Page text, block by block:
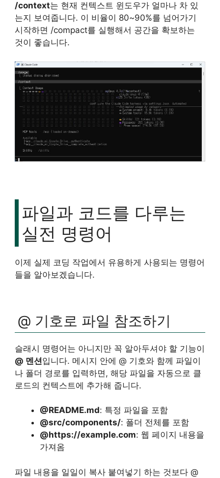
/context는 현재 컨텍스트 윈도우가 얼마나 차 있
는지 보여줍니다. 이 비율이 80~90%를 넘어가기
시작하면 /compact를 실행해서 공간을 확보하는
것이 좋습니다.
파일과 코드를 다루는
실전 명령어
이제 실제 코딩 작업에서 유용하게 사용되는 명령어
들을 알아보겠습니다.
@ 기호로 파일 참조하기
슬래시 명령어는 아니지만 꼭 알아두셔야 할 기능이
@ 멘션입니다. 메시지 안에 @ 기호와 함께 파일이
나 폴더 경로를 입력하면, 해당 파일을 자동으로 클
로드의 컨텍스트에 추가해 줍니다.
@README.md: 특정 파일을 포함
@src/components/: 폴더 전체를 포함
@https://example.com: 웹 페이지 내용을
가져옴
파일 내용을 일일이 복사 붙여넣기 하는 것보다 @